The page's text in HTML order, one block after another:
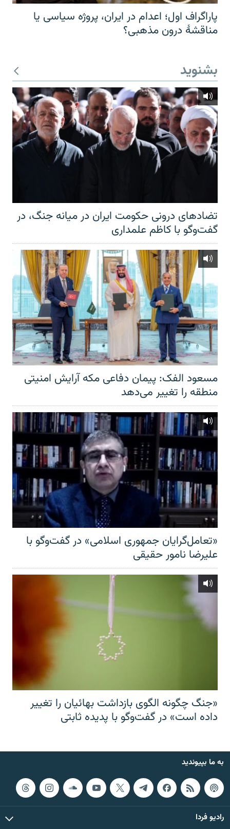
پاراگراف اول؛ اعدام در ایران، پروژه سیاسی یا
مناقشهٔ درون مذهبی؟
بشنوید
تضادهای درونی حکومت ایران در میانه جنگ، در
گفت‌‌وگو با کاظم علمداری
مسعود الفک: پیمان دفاعی مکه آرایش امنیتی
منطقه را تغییر می‌دهد
«تعامل‌گرایان جمهوری اسلامی» در گفت‌وگو با
علیرضا نامور حقیقی
«جنگ چگونه الگوی بازداشت بهائیان را تغییر
داده است» در گفت‌وگو با پدیده ثابتی
به ما بپیوندید
رادیو فردا